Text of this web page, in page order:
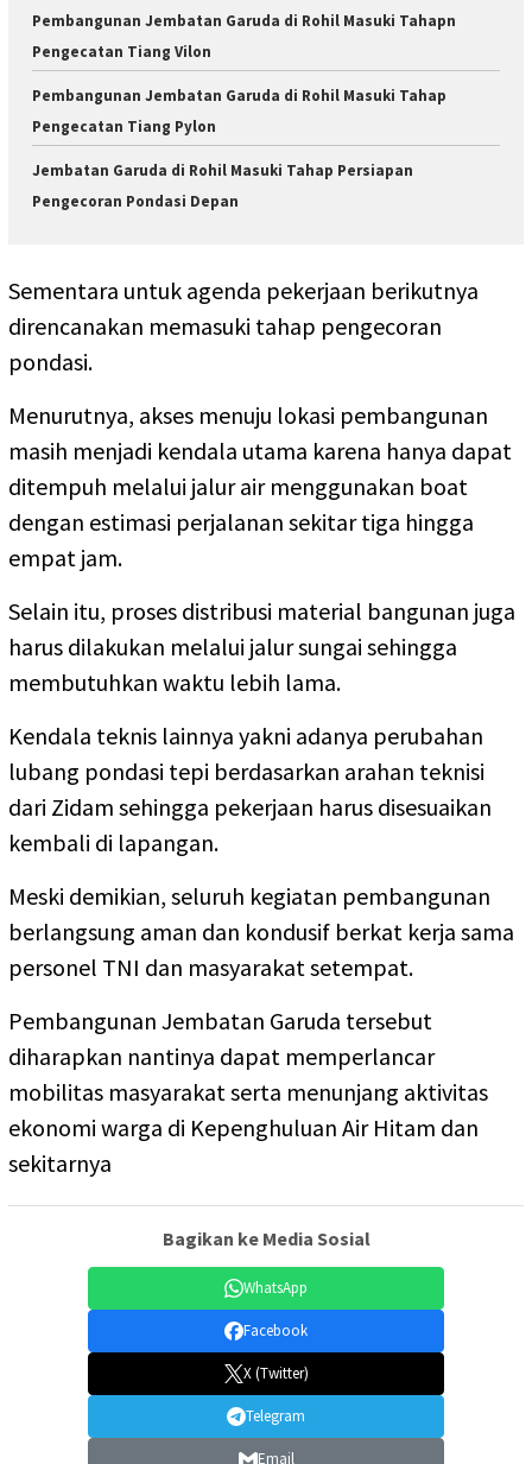
Pembangunan Jembatan Garuda di Rohil Masuki Tahapn
Pengecatan Tiang Vilon
Pembangunan Jembatan Garuda di Rohil Masuki Tahap
Pengecatan Tiang Pylon
Jembatan Garuda di Rohil Masuki Tahap Persiapan
Pengecoran Pondasi Depan
Sementara untuk agenda pekerjaan berikutnya
direncanakan memasuki tahap pengecoran
pondasi.
Menurutnya, akses menuju lokasi pembangunan
masih menjadi kendala utama karena hanya dapat
ditempuh melalui jalur air menggunakan boat
dengan estimasi perjalanan sekitar tiga hingga
empat jam.
Selain itu, proses distribusi material bangunan juga
harus dilakukan melalui jalur sungai sehingga
membutuhkan waktu lebih lama.
Kendala teknis lainnya yakni adanya perubahan
lubang pondasi tepi berdasarkan arahan teknisi
dari Zidam sehingga pekerjaan harus disesuaikan
kembali di lapangan.
Meski demikian, seluruh kegiatan pembangunan
berlangsung aman dan kondusif berkat kerja sama
personel TNI dan masyarakat setempat.
Pembangunan Jembatan Garuda tersebut
diharapkan nantinya dapat memperlancar
mobilitas masyarakat serta menunjang aktivitas
ekonomi warga di Kepenghuluan Air Hitam dan
sekitarnya
Bagikan ke Media Sosial
WhatsApp
Facebook
X (Twitter)
Telegram
Email